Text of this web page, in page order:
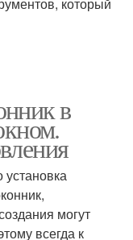
в
могут
всегда к